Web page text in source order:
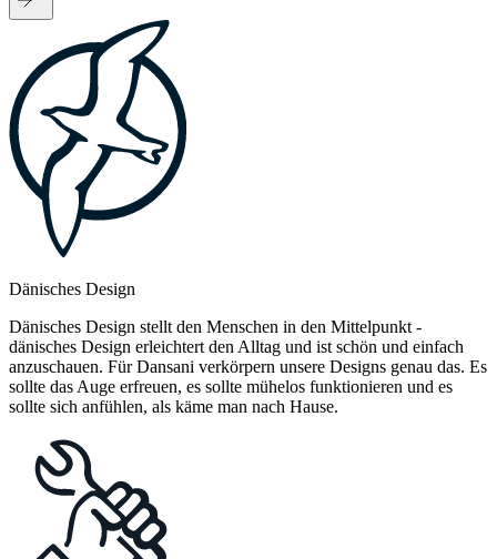
Dänisches Design
Dänisches Design stellt den Menschen in den Mittelpunkt -
dänisches Design erleichtert den Alltag und ist schön und einfach
anzuschauen. Für Dansani verkörpern unsere Designs genau das. Es
sollte das Auge erfreuen, es sollte mühelos funktionieren und es
sollte sich anfühlen, als käme man nach Hause.